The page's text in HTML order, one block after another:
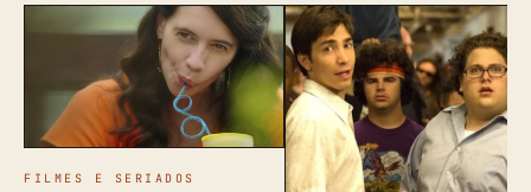
FILMES E SERIADOS